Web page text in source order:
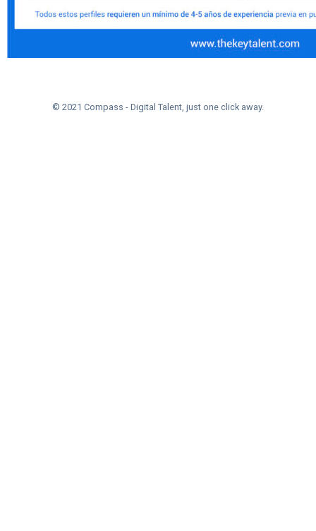
© 2021 Compass - Digital Talent, just one click away.